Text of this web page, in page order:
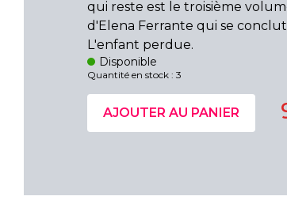
qui reste est le troisième
d'Elena Ferrante qui se
L'enfant perdue.
Disponible
Quantité en stock : 3
AJOUTER AU PANIER